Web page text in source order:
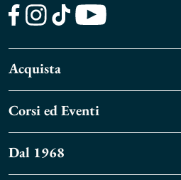
Acquista
Corsi ed Eventi
Dal 1968